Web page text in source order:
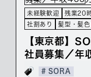
未経験歓迎 残業20
社割あり
髪型・髪色
【東京都】
社員募集／年
# SORA